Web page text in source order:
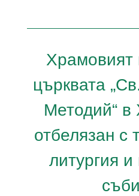
Храмовият
църквата
Методий“ в
отбелязан с
литургия